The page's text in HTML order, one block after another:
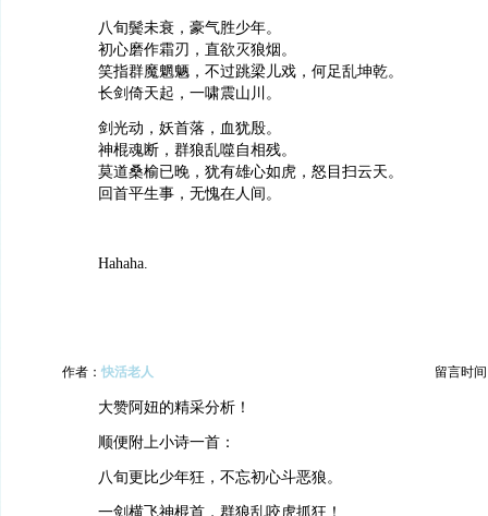
八旬鬓未衰，豪气胜少年。
初心磨作霜刃，直欲灭狼烟。
笑指群魔魍魉，不过跳梁儿戏，何足乱坤乾。
长剑倚天起，一啸震山川。
剑光动，妖首落，血犹殷。
神棍魂断，群狼乱噬自相残。
莫道桑榆已晚，犹有雄心如虎，怒目扫云天。
回首平生事，无愧在人间。
Hahaha.
作者： 快活老人 留言时间
大赞阿妞的精采分析！
顺便附上小诗一首：
八旬更比少年狂，不忘初心斗恶狼。
一剑横飞神棍首，群狼乱咬虎抓狂！